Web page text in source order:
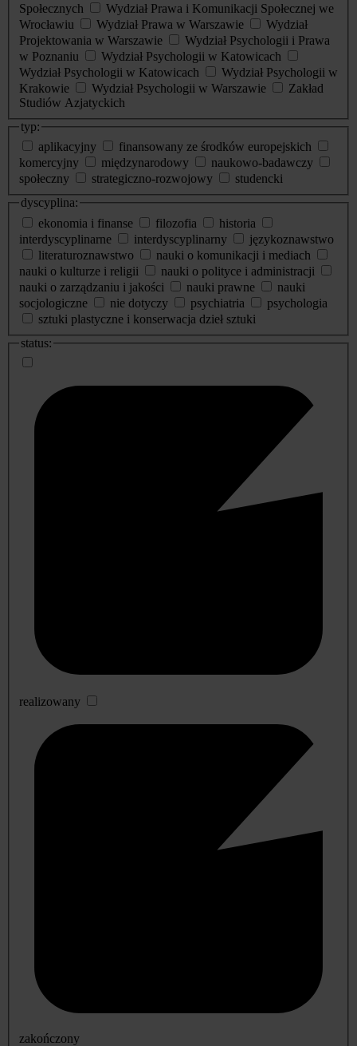
Społecznych
Wydział Prawa i Komunikacji Społecznej we
Wrocławiu
Wydział Prawa w Warszawie
Wydział
Projektowania w Warszawie
Wydział Psychologii i Prawa
w Poznaniu
Wydział Psychologii w Katowicach
Wydział Psychologii w Katowicach
Wydział Psychologii w
Krakowie
Wydział Psychologii w Warszawie
Zakład
Studiów Azjatyckich
typ:
aplikacyjny
finansowany ze środków europejskich
komercyjny
międzynarodowy
naukowo-badawczy
społeczny
strategiczno-rozwojowy
studencki
dyscyplina:
ekonomia i finanse
filozofia
historia
interdyscyplinarne
interdyscyplinarny
językoznawstwo
literaturoznawstwo
nauki o komunikacji i mediach
nauki o kulturze i religii
nauki o polityce i administracji
nauki o zarządzaniu i jakości
nauki prawne
nauki
socjologiczne
nie dotyczy psychiatria
psychologia
sztuki plastyczne i konserwacja dzieł sztuki
status:
realizowany
zakończony